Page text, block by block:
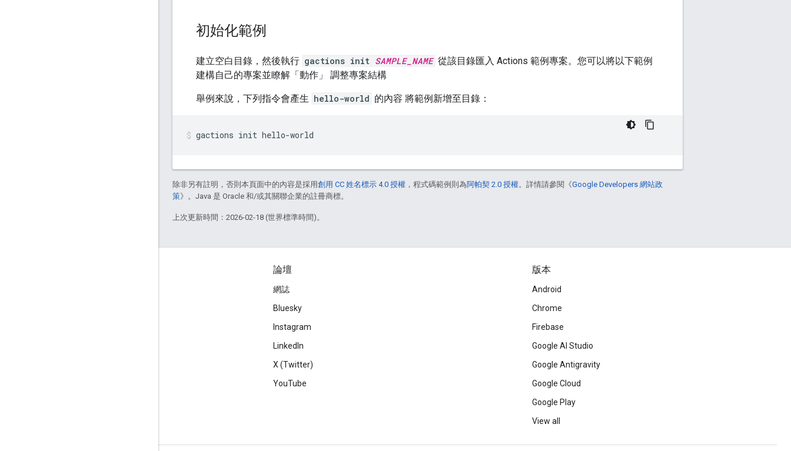
初始化範例
建立空白目錄，然後執行 gactions init SAMPLE_NAME 從該目錄匯入 Actions 範例專案。您可以將以下範例
建構自己的專案並瞭解「動作」 調整專案結構
舉例來說，下列指令會產生 hello-world 的內容 將範例新增至目錄：
gactions init hello-world
除非另有註明，否則本頁面中的內容是採用創用 CC 姓名標示 4.0 授權 ，程式碼範例則為阿帕契 2.0 授權。詳情請參閱《Google Developers 網站政
策》。Java 是 Oracle 和/或其關聯企業的註冊商標。
上次更新時間：2026-02-18 (世界標準時間)。
論壇
網誌
Bluesky
Instagram
LinkedIn
X (Twitter)
YouTube
版本
Android
Chrome
Firebase
Google AI Studio
Google Antigravity
Google Cloud
Google Play
View all